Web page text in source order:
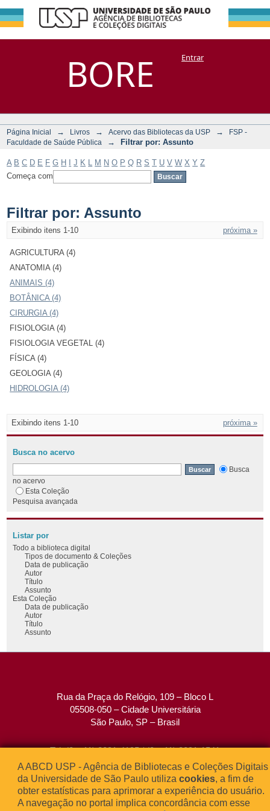
BORE
Filtrar por:
Assunto
DSpace/Manakin + CoriscoEntrar
Página Inicial → Livros → Acervo das Bibliotecas da USP →
FSP -
Faculdade de Saúde Pública
→ Filtrar por: Assunto
A B C D E F G H J K M N O P Q R S T U V W X Y Z
Começa com
Filtrar por: Assunto
Exibindo itens 1-10 próxima »
AGRICULTURA (4)
ANATOMIA (4)
ANIMAIS (4)
BOTÂNICA (4)
CIRURGIA (4)
FISIOLOGIA (4)
FISIOLOGIA VEGETAL (4)
FÍSICA (4)
GEOLOGIA (4)
HIDROLOGIA (4)
Exibindo itens 1-10 próxima »
Busca no acervo
Busca
no acervo
Esta Coleção
Pesquisa avançada
Listar por
Todo a biblioteca digital
Tipos de documento & Coleções
Data de publicação
Autor
Título
Assunto
Esta Coleção
Data de publicação
Autor
Título
Assunto
Rua da Praça do Relógio, 109 – Bloco L
05508-050 – Cidade Universitária
São Paulo, SP – Brasil
Tel: (0xx11) 3091-4195 / (0xx11) 3091-1541
Fax: (0xx11) 3091-1567
E-mail:atendimento@abcd.usp.br
A ABCD USP - Agência de Bibliotecas e Coleções Digitais
da Universidade de São Paulo utiliza cookies, a fim de
obter estatísticas para aprimorar a experiência do usuário.
A navegação no portal implica concordância com esse